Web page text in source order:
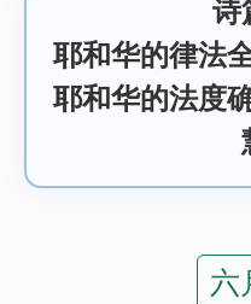
诗
耶和华的律法
耶和华的法度
六